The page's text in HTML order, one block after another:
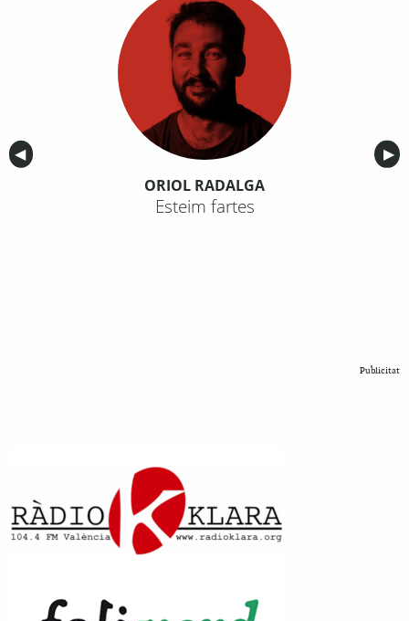
Anterior
◀︎ ▶︎
ORIOL RADALGA
Esteim fartes
Publicitat